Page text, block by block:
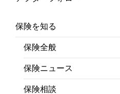
保険を知る
保険全般
保険ニュース
保険相談